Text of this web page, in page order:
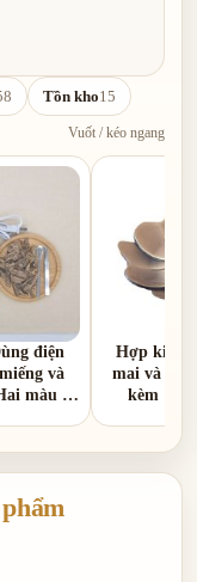
Tồn kho15
Vuốt / kéo ngang
điện
và
màu |
Hợp kim |
mai và hoa
kèm 1